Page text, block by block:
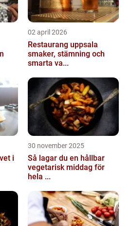
02 april 2026
Restaurang uppsala
smaker, stämning och
smarta va...
i
30 november 2025
Så lagar du en hållbar
vegetarisk middag för
hela ...